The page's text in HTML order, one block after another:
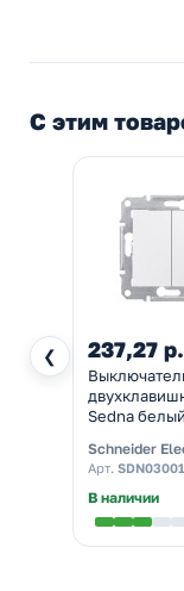
С этим
❮ 237,27 р.
Sedna белый
Schneider
Арт.
В наличии